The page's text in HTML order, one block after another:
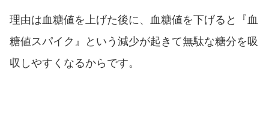
理由は血糖値を上げた後に、血糖値を下げると『血
糖値スパイク』という減少が起きて無駄な糖分を吸
収しやすくなるからです。